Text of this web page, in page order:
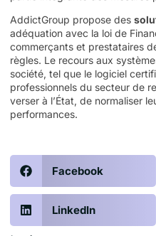
AddictGroup propose des
adéquation avec la loi de
commerçants et prestataires
règles. Le recours aux
société, tel que le logiciel
professionnels du secteur de
verser à l’État, de normaliser
performances.
Facebook
LinkedIn